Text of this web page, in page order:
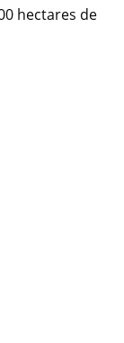
hectares de